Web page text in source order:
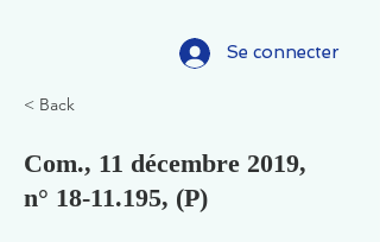
Se connecter
< Back
Com., 11 décembre 2019,
n° 18-11.195, (P)